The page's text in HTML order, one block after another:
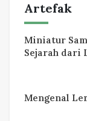
Artefak
Miniatur
Sejarah dari
Mengenal